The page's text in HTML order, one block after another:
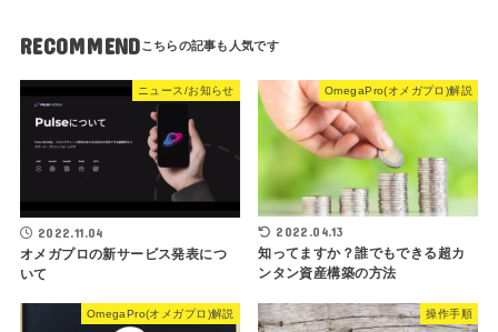
RECOMMEND
ニュース/お知らせ
2022.11.04
オメガプロの新サービス発表につ
いて
OmegaPro(オメガプロ)解説
2022.04.13
知ってますか？誰でもできる超カ
ンタン資産構築の方法
OmegaPro(オメガプロ)解説 操作手順